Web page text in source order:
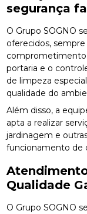
segurança
O Grupo SOGNO
oferecidos,
portaria e o
de limpeza
qualidade do
Além disso, a
apta a realizar
jardinagem e
funcionamento de
Qualidade
O Grupo SOGNO